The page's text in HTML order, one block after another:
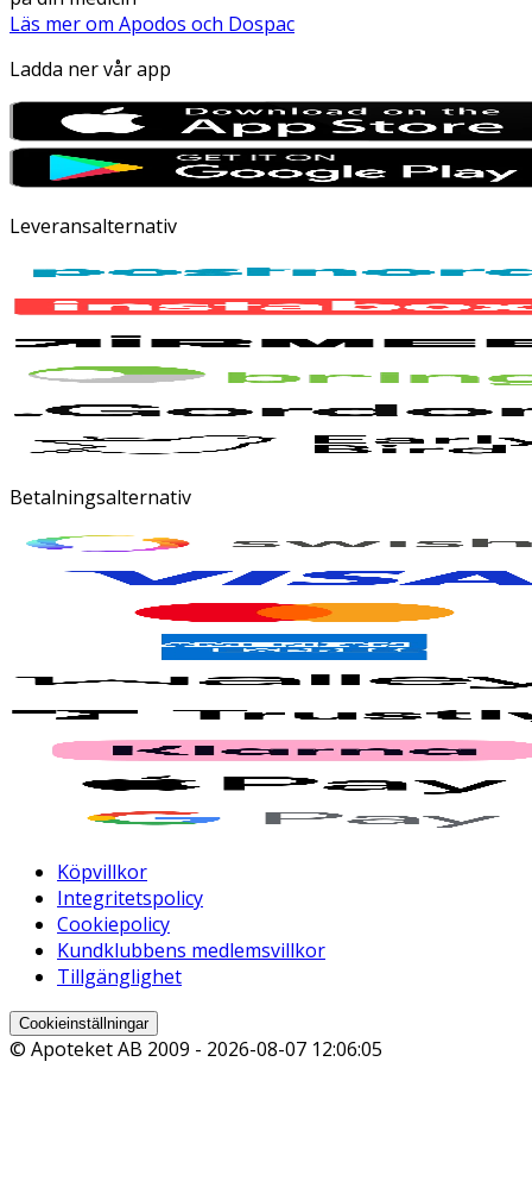
Läs mer om Apodos och Dospac
Ladda ner vår app
Leveransalternativ
Betalningsalternativ
Köpvillkor
Integritetspolicy
Cookiepolicy
Kundklubbens medlemsvillkor
Tillgänglighet
Cookieinställningar
© Apoteket AB 2009 - 2026-08-07 12:06:05